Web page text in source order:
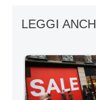
LEGGI